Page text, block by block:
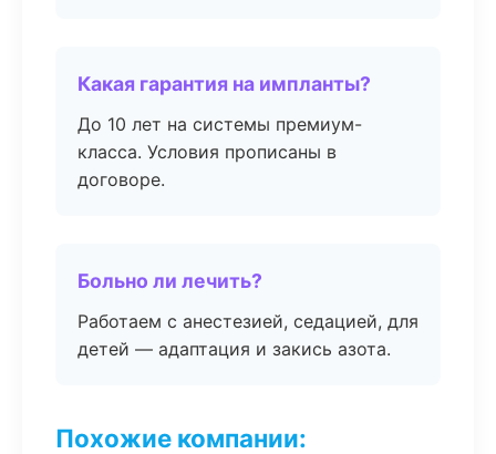
Какая гарантия на импланты?
До 10 лет на системы премиум-
класса. Условия прописаны в
договоре.
Больно ли лечить?
Работаем с анестезией, седацией, для
детей — адаптация и закись азота.
Похожие компании: